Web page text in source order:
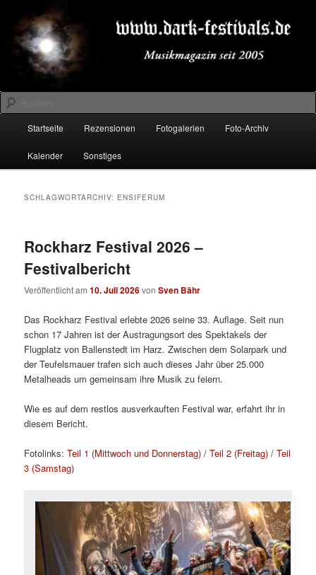
primären
Inhalt
springen
sekundären
Inhalt
springenDARK-FESTIVALS.DE
Suchen
Startseite Rezensionen Fotogalerien Foto-Archiv
Kalender Sonstiges
SCHLAGWORTARCHIV: ENSIFERUM
Rockharz Festival 2026 –
Festivalbericht
Veröffentlicht am10. Juli 2026vonSven Bähr
Das Rockharz Festival erlebte 2026 seine 33. Auflage. Seit nun
schon 17 Jahren ist der Austragungsort des Spektakels der
Flugplatz von Ballenstedt im Harz. Zwischen dem Solarpark und
der Teufelsmauer trafen sich auch dieses Jahr über 25.000
Metalheads um gemeinsam ihre Musik zu feiern.
Wie es auf dem restlos ausverkauften Festival war, erfahrt ihr in
diesem Bericht.
Fotolinks:Teil 1 (Mittwoch und Donnerstag) /Teil 2 (Freitag) /Teil
3 (Samstag)